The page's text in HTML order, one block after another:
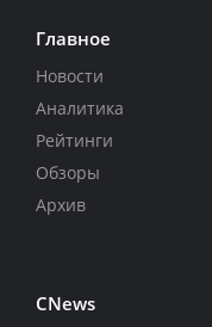
Главное
Новости
Аналитика
Рейтинги
Обзоры
Архив
CNews